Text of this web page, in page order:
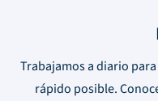
Trabajamos a diario
rápido posible.